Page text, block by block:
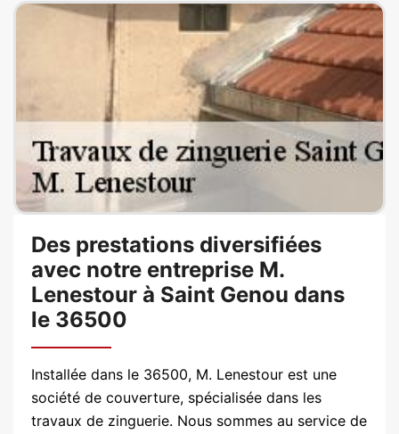
Des prestations diversifiées
avec notre entreprise M.
Lenestour à Saint Genou dans
le 36500
Installée dans le 36500, M. Lenestour est une
société de couverture, spécialisée dans les
travaux de zinguerie. Nous sommes au service de